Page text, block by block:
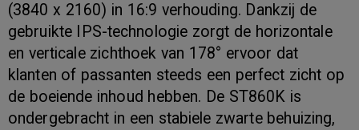
(3840 x 2160) in 16:9 verhouding. Dankzij de
gebruikte IPS-technologie zorgt de horizontale
en verticale zichthoek van 178° ervoor dat
klanten of passanten steeds een perfect zicht op
de boeiende inhoud hebben. De ST860K is
ondergebracht in een stabiele zwarte behuizing,